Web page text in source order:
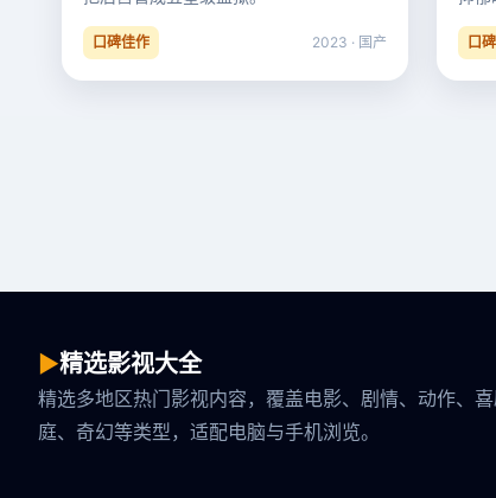
口碑佳作 2023 · 国产 口
▶精选影视大全
精选多地区热门影视内容，覆盖电影、剧情、动作、
庭、奇幻等类型，适配电脑与手机浏览。